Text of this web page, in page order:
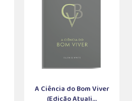
A Ciência do Bom Viver